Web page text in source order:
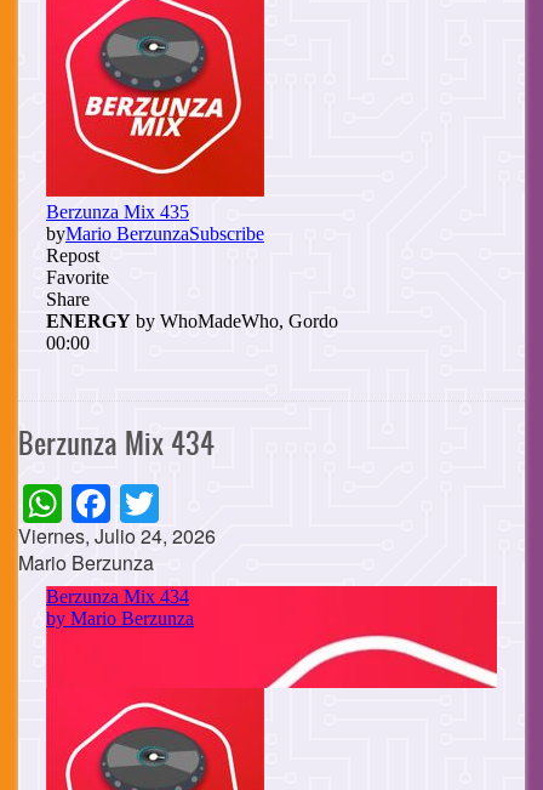
Berzunza Mix 434
WhatsApp
Facebook
Viernes, Julio 24, 2026
Mario Berzunza
Cuerpo